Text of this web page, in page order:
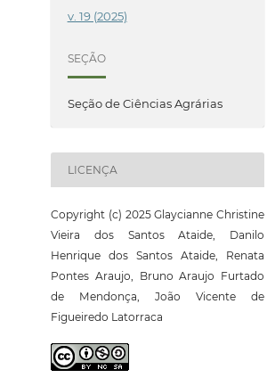
v. 19 (2025)
SEÇÃO
Seção de Ciências Agrárias
LICENÇA
Copyright (c) 2025 Glaycianne Christine
Vieira dos Santos Ataide, Danilo
Henrique dos Santos Ataide, Renata
Pontes Araujo, Bruno Araujo Furtado
de Mendonça, João Vicente de
Figueiredo Latorraca